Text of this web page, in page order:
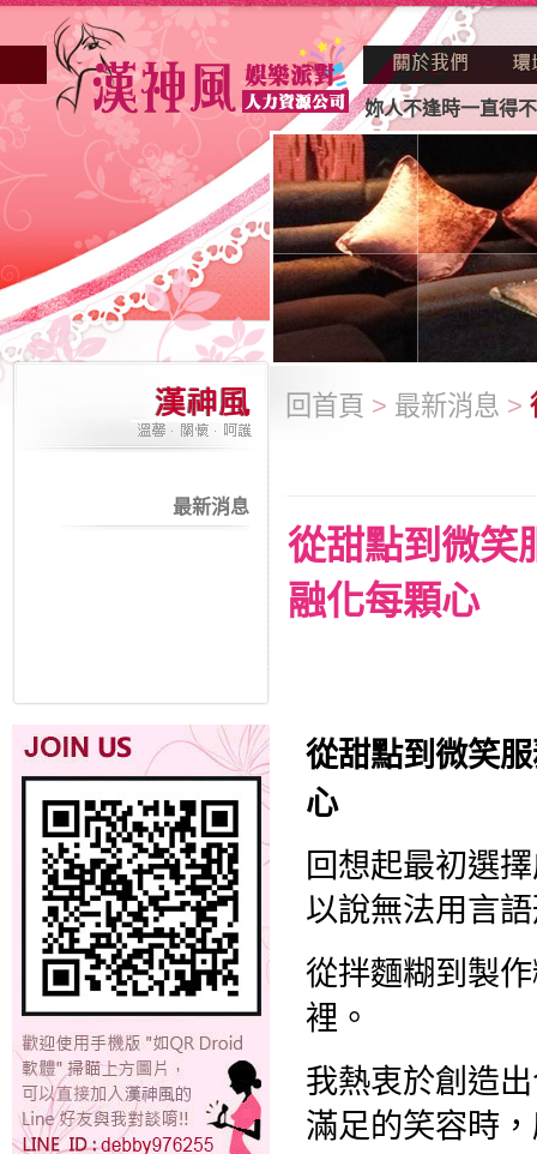
不景氣的年代找不到工作？也許妳人不逢時一直得不到老
最新消息
回首頁 > 最新消息 >
從甜點到微笑
融化每顆心
從甜點到微笑
心
回想起最初選
以說無法用言
從拌麵糊到製
裡。
我熱衷於創造
滿足的笑容時